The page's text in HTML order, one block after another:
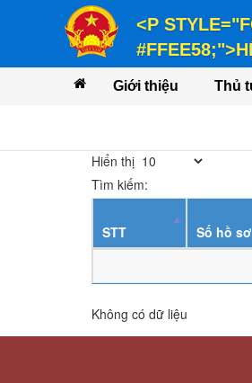
<P
<P
VỤ</P>
Giới thiệu Thủ
Hiển thị
Tìm kiếm:
STT Số hồ sơ
Không có dữ liệu